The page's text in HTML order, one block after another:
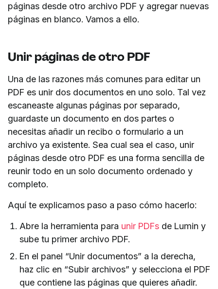
páginas desde otro archivo PDF y agregar nuevas
páginas en blanco. Vamos a ello.
Unir páginas de otro PDF
Una de las razones más comunes para editar un
PDF es unir dos documentos en uno solo. Tal vez
escaneaste algunas páginas por separado,
guardaste un documento en dos partes o
necesitas añadir un recibo o formulario a un
archivo ya existente. Sea cual sea el caso, unir
páginas desde otro PDF es una forma sencilla de
reunir todo en un solo documento ordenado y
completo.
Aquí te explicamos paso a paso cómo hacerlo:
Abre la herramienta para unir PDFs de Lumin y
sube tu primer archivo PDF.
En el panel “Unir documentos” a la derecha,
haz clic en “Subir archivos” y selecciona el PDF
que contiene las páginas que quieres añadir.